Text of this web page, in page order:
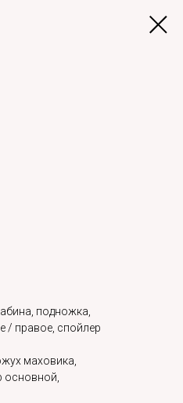
подножка,
/ правое, спойлер
маховика,
основной,